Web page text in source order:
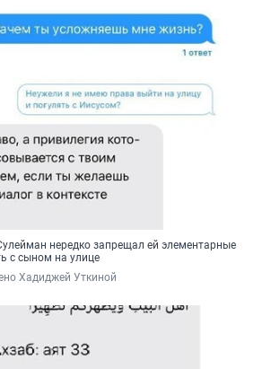
нередко запрещал ей элементарные
с сыном на улице
Хадиджей Уткиной